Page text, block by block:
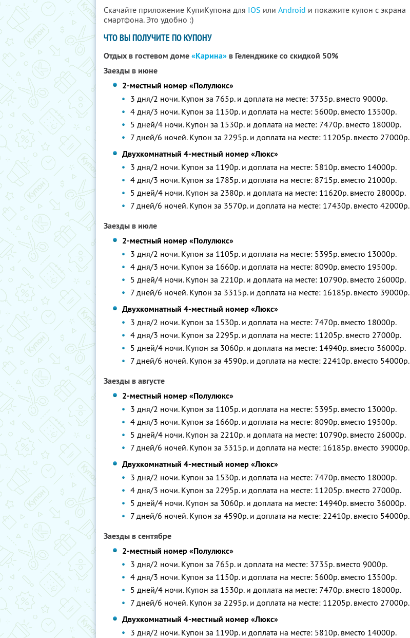
Скачайте приложение КупиКупона для IOS или Android и покажите купон с экрана
смартфона. Это удобно :)
ЧТО ВЫ ПОЛУЧИТЕ ПО КУПОНУ
Отдых в гостевом доме«Карина» в Геленджике со скидкой 50%
Заезды в июне
2-местный номер «Полулюкс»
3 дня/2 ночи. Купон за 765р. и доплата на месте: 3735р. вместо 9000р.
4 дня/3 ночи. Купон за 1150р. и доплата на месте: 5600р. вместо 13500р.
5 дней/4 ночи. Купон за 1530р. и доплата на месте: 7470р. вместо 18000р.
7 дней/6 ночей. Купон за 2295р. и доплата на месте: 11205р. вместо 27000р.
Двухкомнатный 4-местный номер «Люкс»
3 дня/2 ночи. Купон за 1190р. и доплата на месте: 5810р. вместо 14000р.
4 дня/3 ночи. Купон за 1785р. и доплата на месте: 8715р. вместо 21000р.
5 дней/4 ночи. Купон за 2380р. и доплата на месте: 11620р. вместо 28000р.
7 дней/6 ночей. Купон за 3570р. и доплата на месте: 17430р. вместо 42000р.
Заезды в июле
2-местный номер «Полулюкс»
3 дня/2 ночи. Купон за 1105р. и доплата на месте: 5395р. вместо 13000р.
4 дня/3 ночи. Купон за 1660р. и доплата на месте: 8090р. вместо 19500р.
5 дней/4 ночи. Купон за 2210р. и доплата на месте: 10790р. вместо 26000р.
7 дней/6 ночей. Купон за 3315р. и доплата на месте: 16185р. вместо 39000р.
Двухкомнатный 4-местный номер «Люкс»
3 дня/2 ночи. Купон за 1530р. и доплата на месте: 7470р. вместо 18000р.
4 дня/3 ночи. Купон за 2295р. и доплата на месте: 11205р. вместо 27000р.
5 дней/4 ночи. Купон за 3060р. и доплата на месте: 14940р. вместо 36000р.
7 дней/6 ночей. Купон за 4590р. и доплата на месте: 22410р. вместо 54000р.
Заезды в августе
2-местный номер «Полулюкс»
3 дня/2 ночи. Купон за 1105р. и доплата на месте: 5395р. вместо 13000р.
4 дня/3 ночи. Купон за 1660р. и доплата на месте: 8090р. вместо 19500р.
5 дней/4 ночи. Купон за 2210р. и доплата на месте: 10790р. вместо 26000р.
7 дней/6 ночей. Купон за 3315р. и доплата на месте: 16185р. вместо 39000р.
Двухкомнатный 4-местный номер «Люкс»
3 дня/2 ночи. Купон за 1530р. и доплата на месте: 7470р. вместо 18000р.
4 дня/3 ночи. Купон за 2295р. и доплата на месте: 11205р. вместо 27000р.
5 дней/4 ночи. Купон за 3060р. и доплата на месте: 14940р. вместо 36000р.
7 дней/6 ночей. Купон за 4590р. и доплата на месте: 22410р. вместо 54000р.
Заезды в сентябре
2-местный номер «Полулюкс»
3 дня/2 ночи. Купон за 765р. и доплата на месте: 3735р. вместо 9000р.
4 дня/3 ночи. Купон за 1150р. и доплата на месте: 5600р. вместо 13500р.
5 дней/4 ночи. Купон за 1530р. и доплата на месте: 7470р. вместо 18000р.
7 дней/6 ночей. Купон за 2295р. и доплата на месте: 11205р. вместо 27000р.
Двухкомнатный 4-местный номер «Люкс»
3 дня/2 ночи. Купон за 1190р. и доплата на месте: 5810р. вместо 14000р.